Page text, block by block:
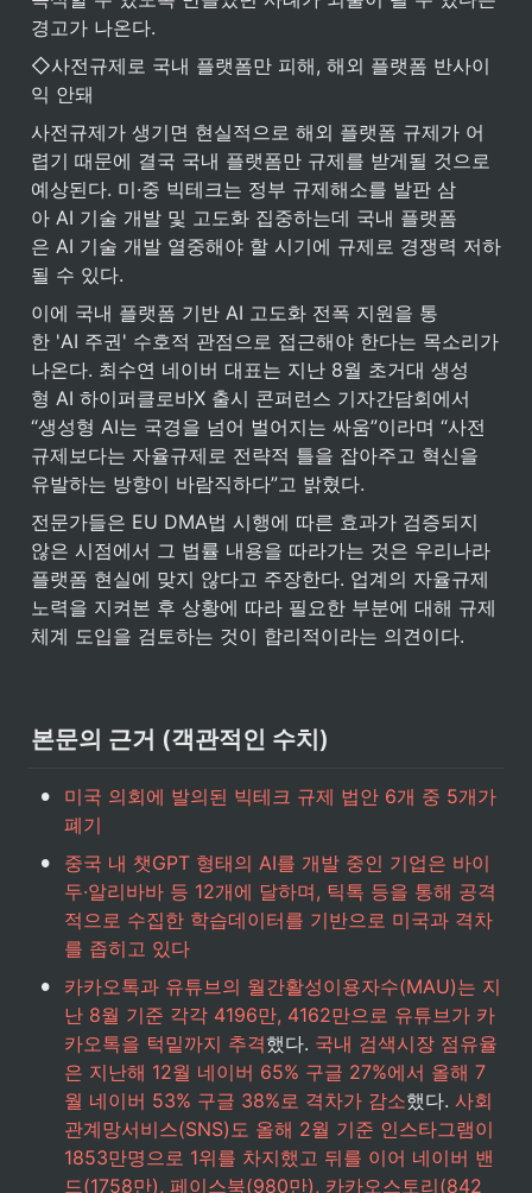
경고가 나온다.
◇사전규제로 국내 플랫폼만 피해, 해외 플랫폼 반사이
익 안돼
사전규제가 생기면 현실적으로 해외 플랫폼 규제가 어
렵기 때문에 결국 국내 플랫폼만 규제를 받게될 것으로
예상된다. 미·중 빅테크는 정부 규제해소를 발판 삼
아 AI 기술 개발 및 고도화 집중하는데 국내 플랫폼
은 AI 기술 개발 열중해야 할 시기에 규제로 경쟁력 저하
될 수 있다.
이에 국내 플랫폼 기반 AI 고도화 전폭 지원을 통
한 'AI 주권' 수호적 관점으로 접근해야 한다는 목소리가
나온다. 최수연 네이버 대표는 지난 8월 초거대 생성
형 AI 하이퍼클로바X 출시 콘퍼런스 기자간담회에서
“생성형 AI는 국경을 넘어 벌어지는 싸움”이라며 “사전
규제보다는 자율규제로 전략적 틀을 잡아주고 혁신을
유발하는 방향이 바람직하다”고 밝혔다.
전문가들은 EU DMA법 시행에 따른 효과가 검증되지
않은 시점에서 그 법률 내용을 따라가는 것은 우리나라
플랫폼 현실에 맞지 않다고 주장한다. 업계의 자율규제
노력을 지켜본 후 상황에 따라 필요한 부분에 대해 규제
체계 도입을 검토하는 것이 합리적이라는 의견이다.
본문의 근거 (객관적인 수치)
•
미국 의회에 발의된 빅테크 규제 법안 6개 중 5개가
폐기
•
중국 내 챗GPT 형태의 AI를 개발 중인 기업은 바이
두·알리바바 등 12개에 달하며, 틱톡 등을 통해 공격
적으로 수집한 학습데이터를 기반으로 미국과 격차
를 좁히고 있다
•
카카오톡과 유튜브의 월간활성이용자수(MAU)는 지
난 8월 기준 각각 4196만, 4162만으로 유튜브가 카
카오톡을 턱밑까지 추격했다. 국내 검색시장 점유율
은 지난해 12월 네이버 65% 구글 27%에서 올해 7
월 네이버 53% 구글 38%로 격차가 감소했다. 사회
관계망서비스(SNS)도 올해 2월 기준 인스타그램이
1853만명으로 1위를 차지했고 뒤를 이어 네이버 밴
드(1758만), 페이스북(980만), 카카오스토리(842